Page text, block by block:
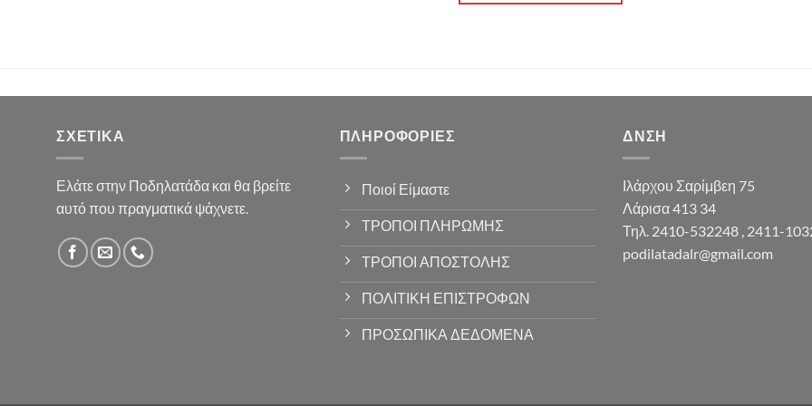
ΣΧΕΤΙΚΆ
Ελάτε στην Ποδηλατάδα και θα βρείτε
αυτό που πραγματικά ψάχνετε.
ΠΛΗΡΟΦΟΡΊΕΣ
Ποιοί Είμαστε
ΤΡΟΠΟΙ ΠΛΗΡΩΜΗΣ
ΤΡΟΠΟΙ ΑΠΟΣΤΟΛΗΣ
ΠΟΛΙΤΙΚΗ ΕΠΙΣΤΡΟΦΩΝ
ΠΡΟΣΩΠΙΚΑ ΔΕΔΟΜΕΝΑ
ΔΝΣΗ
Ιλάρχου Σαρίμβεη 75
Λάρισα 413 34
Τηλ. 2410-532248 , 2411-
podilatadalr@gmail.com